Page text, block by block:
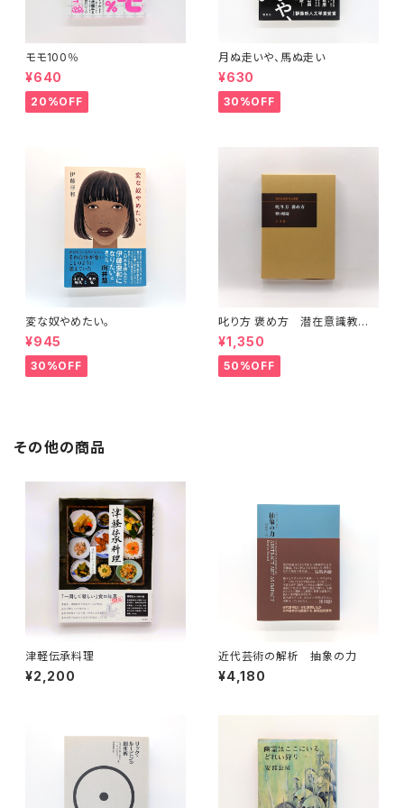
モモ100％
¥640
20%OFF
月ぬ走いや、馬ぬ走い
¥630
30%OFF
変な奴やめたい。
¥945
30%OFF
叱り方 褒め方 潜在意識教育
法叢書
¥1,350
50%OFF
その他の商品
津軽伝承料理
¥2,200
近代芸術の解析 抽象の力
¥4,180